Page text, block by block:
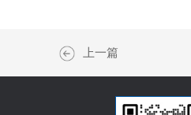
上一篇